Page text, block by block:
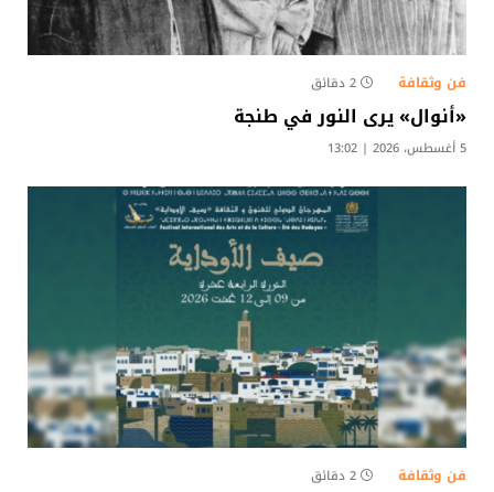
فن وثقافة 2 دقائق
«أنوال» يرى النور في طنجة
5 أغسطس، 2026 | 13:02
فن وثقافة 2 دقائق